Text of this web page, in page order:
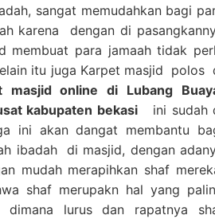
sangat memudahkan bagi
karena dengan di
para jamaah tidak
itu juga Karpet masjid polos
online di Lubang
kabupaten bekasiini sudah
ini akan dangat membantu
ibadah di masjid, dengan
mudah merapihkan shaf
shaf merupakn hal yang
lurus dan rapatnya